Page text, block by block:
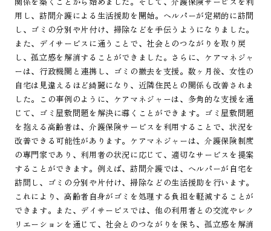
用し、訪問介護による生活援助を開始。ヘルパーが定期的に訪問
し、ゴミの分別や片付け、掃除などを手伝うようになりました。
また、デイサービスに通うことで、社会とのつながりを取り戻
し、孤立感を解消することができました。さらに、ケアマネジャ
ーは、行政機関と連携し、ゴミの撤去を支援。数ヶ月後、女性の
自宅は見違えるほど綺麗になり、近隣住民との関係も改善されま
した。この事例のように、ケアマネジャーは、多角的な支援を通
じて、ゴミ屋敷問題を解決に導くことができます。ゴミ屋敷問題
を抱える高齢者は、介護保険サービスを利用することで、状況を
改善できる可能性があります。ケアマネジャーは、介護保険制度
の専門家であり、利用者の状況に応じて、適切なサービスを提案
することができます。例えば、訪問介護では、ヘルパーが自宅を
訪問し、ゴミの分別や片付け、掃除などの生活援助を行います。
これにより、高齢者自身がゴミを処理する負担を軽減することが
できます。また、デイサービスでは、他の利用者との交流やレク
リエーションを通じて、社会とのつながりを保ち、孤立感を解消